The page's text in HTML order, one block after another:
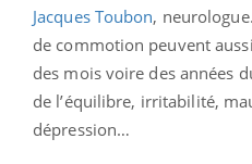
Jacques Toubon,
de commotion peuvent
des mois voire des années
de l’équilibre, irritabilité,
dépression…